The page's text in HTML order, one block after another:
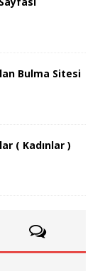
Bulma Sitesi
( Kadınlar )